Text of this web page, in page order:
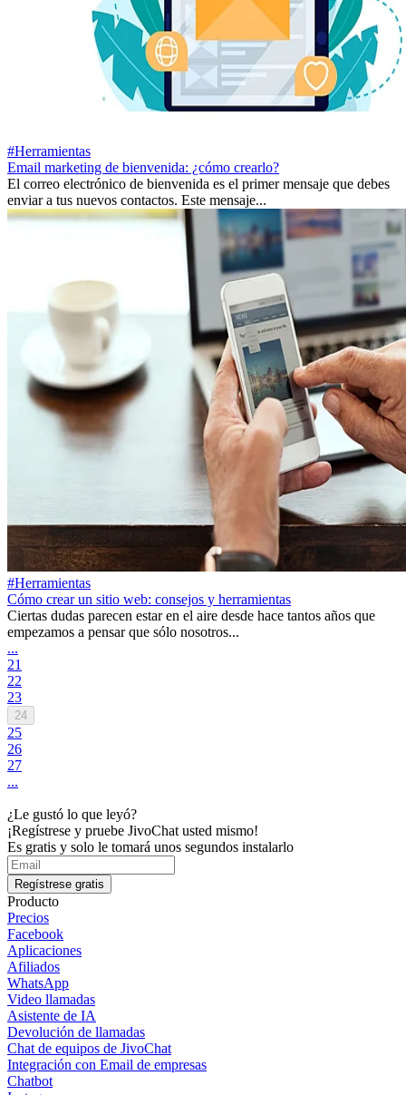
#Herramientas
Email marketing de bienvenida: ¿cómo crearlo?
El correo electrónico de bienvenida es el primer mensaje que debes
enviar a tus nuevos contactos. Este mensaje...
#Herramientas
Cómo crear un sitio web: consejos y herramientas
Ciertas dudas parecen estar en el aire desde hace tantos años que
empezamos a pensar que sólo nosotros...
...
21
22
23
24
25
26
27
...
¿Le gustó lo que leyó?
¡Regístrese y pruebe JivoChat usted mismo!
Es gratis y solo le tomará unos segundos instalarlo
Regístrese gratis
Producto
Precios
Facebook
Aplicaciones
Afiliados
WhatsApp
Video llamadas
Asistente de IA
Devolución de llamadas
Chat de equipos de JivoChat
Integración con Email de empresas
Chatbot